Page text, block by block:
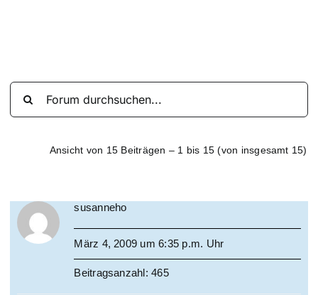
Ansicht von 15 Beiträgen – 1 bis 15 (von insgesamt 15)
susanneho
März 4, 2009 um 6:35 p.m. Uhr
Beitragsanzahl: 465